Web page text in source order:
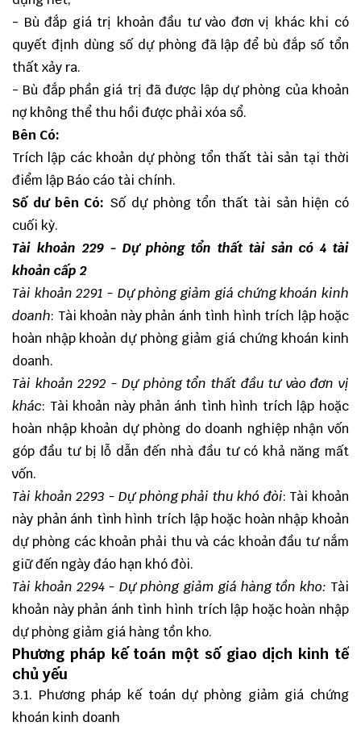
- Bù đắp giá trị khoản đầu tư vào đơn vị khác khi có
quyết định dùng số dự phòng đã lập để bù đắp số tổn
thất xảy ra.
- Bù đắp phần giá trị đã được lập dự phòng của khoản
nợ không thể thu hồi được phải xóa sổ.
Bên Có:
Trích lập các khoản dự phòng tổn thất tài sản tại thời
điểm lập Báo cáo tài chính.
Số dư bên Có: Số dự phòng tổn thất tài sản hiện có
cuối kỳ.
Tài khoản 229 - Dự phòng tổn thất tài sản có 4 tài
khoản cấp 2
Tài khoản 2291 - Dự phòng giảm giá chứng khoán kinh
doanh: Tài khoản này phản ánh tình hình trích lập hoặc
hoàn nhập khoản dự phòng giảm giá chứng khoán kinh
doanh.
Tài khoản 2292 - Dự phòng tổn thất đầu tư vào đơn vị
khác: Tài khoản này phản ánh tình hình trích lập hoặc
hoàn nhập khoản dự phòng do doanh nghiệp nhận vốn
góp đầu tư bị lỗ dẫn đến nhà đầu tư có khả năng mất
vốn.
Tài khoản 2293 - Dự phòng phải thu khó đòi: Tài khoản
này phản ánh tình hình trích lập hoặc hoàn nhập khoản
dự phòng các khoản phải thu và các khoản đầu tư nắm
giữ đến ngày đáo hạn khó đòi.
Tài khoản 2294 - Dự phòng giảm giá hàng tồn kho: Tài
khoản này phản ánh tình hình trích lập hoặc hoàn nhập
dự phòng giảm giá hàng tồn kho.
Phương pháp kế toán một số giao dịch kinh tế
chủ yếu
3.1. Phương pháp kế toán dự phòng giảm giá chứng
khoán kinh doanh